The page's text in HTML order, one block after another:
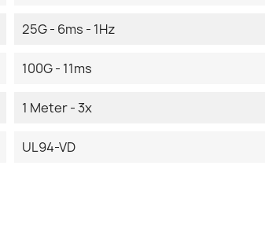
25G - 6ms - 1Hz
100G - 11ms
1 Meter - 3x
UL94-VD